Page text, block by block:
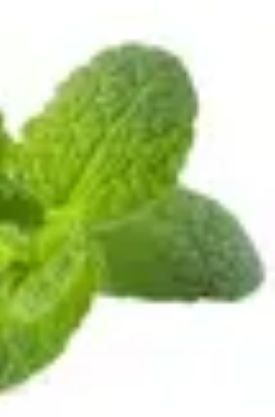
Recettes et
Choix des Fruits de Mer